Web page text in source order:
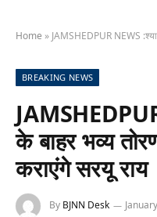
Home » JAMSHEDPUR NEWS :श्याम
BREAKING NEWS
के बाहर भव्य तोरण
कराएंगे सरयू राय
By BJNN Desk